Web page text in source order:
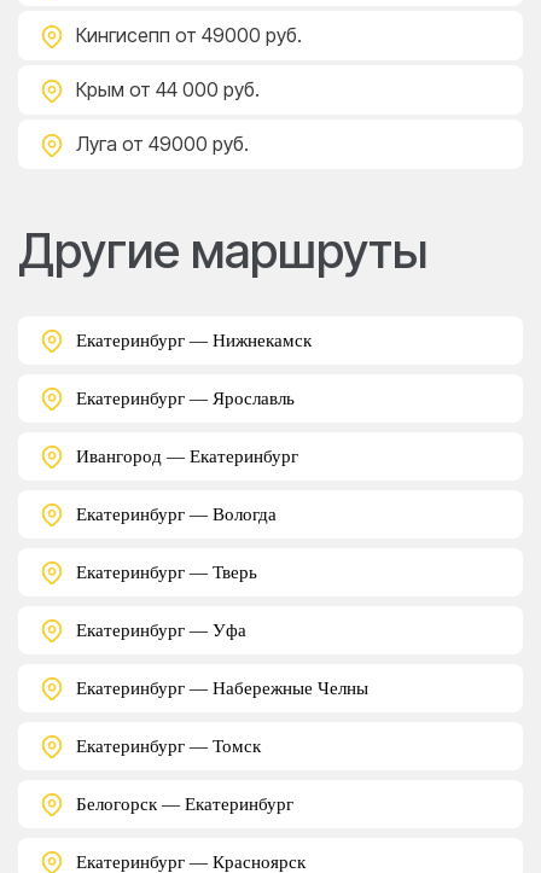
Кингисепп от 49000 руб.
Крым от 44 000 руб.
Луга от 49000 руб.
Другие маршруты
Екатеринбург — Нижнекамск
Екатеринбург — Ярославль
Ивангород — Екатеринбург
Екатеринбург — Вологда
Екатеринбург — Тверь
Екатеринбург — Уфа
Екатеринбург — Набережные Челны
Екатеринбург — Томск
Белогорск — Екатеринбург
Екатеринбург — Красноярск